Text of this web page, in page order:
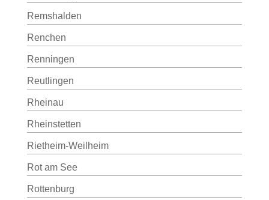
Remshalden
Renchen
Renningen
Reutlingen
Rheinau
Rheinstetten
Rietheim-Weilheim
Rot am See
Rottenburg